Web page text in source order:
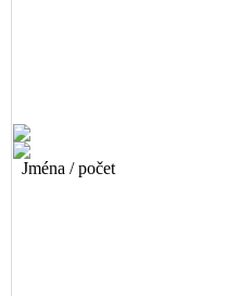
Jména / počet